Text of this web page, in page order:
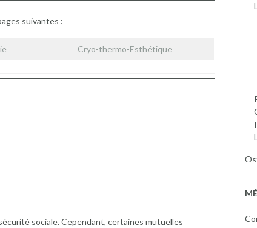
suivantes :
Cryo-thermo-Esthétique
sociale. Cependant, certaines mutuelles